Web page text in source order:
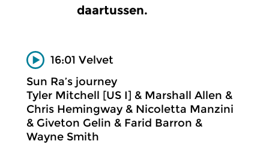
daartussen.
16:01 Velvet
Sun Ra’s journey
Tyler Mitchell [US I] & Marshall Allen &
Chris Hemingway & Nicoletta Manzini
& Giveton Gelin & Farid Barron &
Wayne Smith